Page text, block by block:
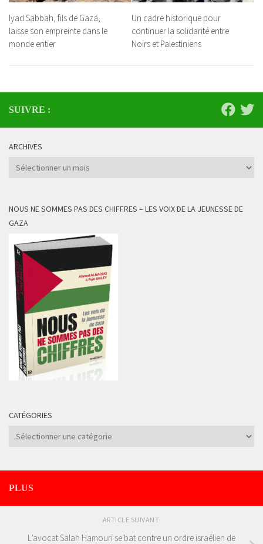
Iyad Sabbah, fils de Gaza,
laisse son empreinte dans le
monde entier
Un cadre historique pour
continuer la solidarité entre
Noirs et Palestiniens
SUIVRE :
ARCHIVES
Archives
NOUS NE SOMMES PAS DES CHIFFRES – LES VOIX DE LA JEUNESSE DE
GAZA
CATÉGORIES
Catégories
PLUS
ARTICLE SUIVANT
L’avocat Salah Hamouri se bat contre un ordre israélien de